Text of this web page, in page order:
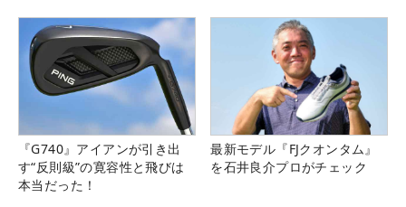
『G740』アイアンが引き出
す“反則級”の寛容性と飛びは
本当だった！
最新モデル『FJクオンタム』
を石井良介プロがチェック